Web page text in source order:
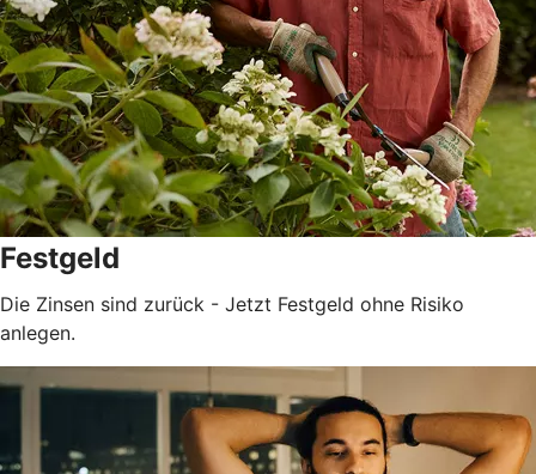
Festgeld
Die Zinsen sind zurück - Jetzt Festgeld ohne Risiko
anlegen.